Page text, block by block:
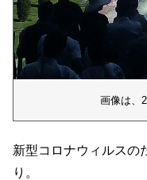
画像は、
新型コロナウィルスの
り。